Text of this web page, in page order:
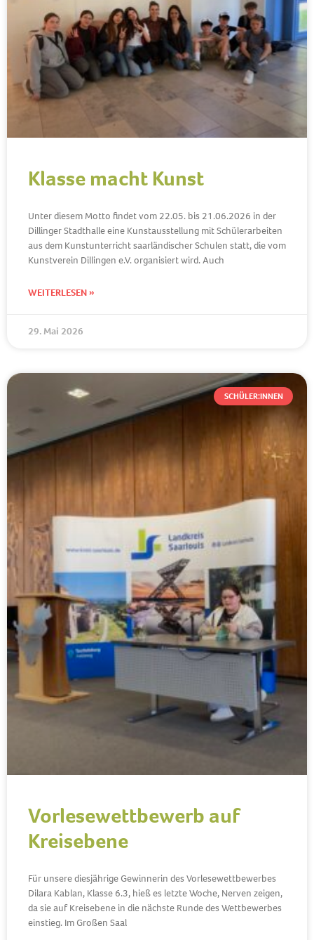
Klasse macht Kunst
Unter diesem Motto findet vom 22.05. bis 21.06.2026 in der
Dillinger Stadthalle eine Kunstausstellung mit Schülerarbeiten
aus dem Kunstunterricht saarländischer Schulen statt, die vom
Kunstverein Dillingen e.V. organisiert wird. Auch
WEITERLESEN »
29. Mai 2026
SCHÜLER:INNEN
Vorlesewettbewerb auf
Kreisebene
Für unsere diesjährige Gewinnerin des Vorlesewettbewerbes
Dilara Kablan, Klasse 6.3, hieß es letzte Woche, Nerven zeigen,
da sie auf Kreisebene in die nächste Runde des Wettbewerbes
einstieg. Im Großen Saal